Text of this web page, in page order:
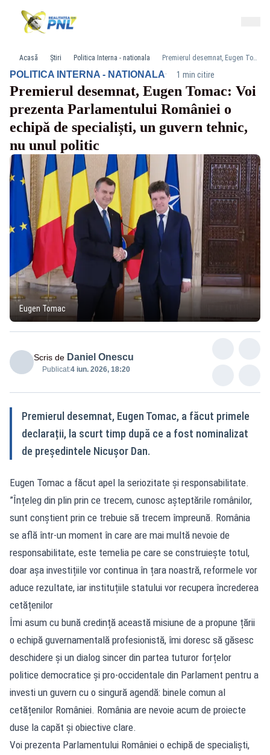
Acasă Știri Politica Interna - nationala Premierul desemnat, Eugen Tomac: Voi prezenta Parlamentului României o echipă de specialiști, un guvern tehnic, nu unul politic
POLITICA INTERNA - NATIONALA· 1 min citire
Premierul desemnat, Eugen Tomac: Voi
prezenta Parlamentului României o
echipă de specialiști, un guvern tehnic,
nu unul politic
Eugen Tomac
Scris de Daniel Onescu
Publicat:4 iun. 2026, 18:20
Premierul desemnat, Eugen Tomac, a făcut primele
declarații, la scurt timp după ce a fost nominalizat
de președintele Nicușor Dan.
Eugen Tomac a făcut apel la seriozitate și responsabilitate.
”Înțeleg din plin prin ce trecem, cunosc așteptările românilor,
sunt conștient prin ce trebuie să trecem împreună. România
se află într-un moment în care are mai multă nevoie de
responsabilitate, este temelia pe care se construiește totul,
doar așa investițiile vor continua în țara noastră, reformele vor
aduce rezultate, iar instituțiile statului vor recupera încrederea
cetățenilor
Îmi asum cu bună credință această misiune de a propune țării
o echipă guvernamentală profesionistă, îmi doresc să găsesc
deschidere și un dialog sincer din partea tuturor forțelor
politice democratice și pro-occidentale din Parlament pentru a
investi un guvern cu o singură agendă: binele comun al
cetățenilor României. România are nevoie acum de proiecte
duse la capăt și obiective clare.
Voi prezenta Parlamentului României o echipă de specialiști,